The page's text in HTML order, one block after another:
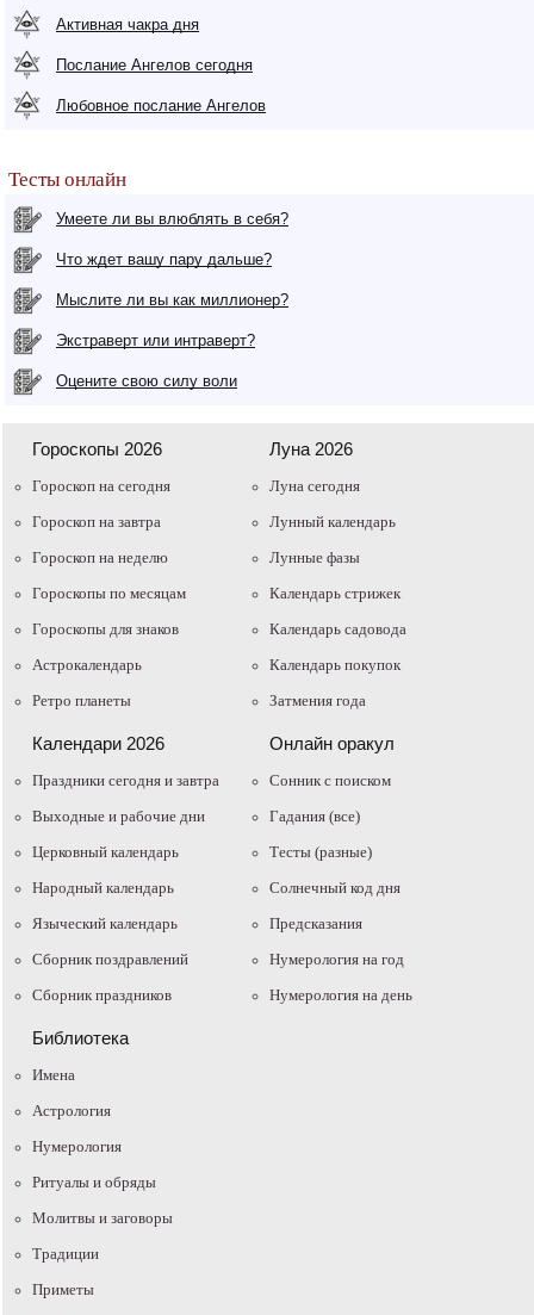
Активная чакра дня
Послание Ангелов сегодня
Любовное послание Ангелов
Тесты онлайн
Умеете ли вы влюблять в себя?
Что ждет вашу пару дальше?
Мыслите ли вы как миллионер?
Экстраверт или интраверт?
Оцените свою силу воли
Гороскопы 2026
Гороскоп на сегодня
Гороскоп на завтра
Гороскоп на неделю
Гороскопы по месяцам
Гороскопы для знаков
Астрокалендарь
Ретро планеты
Луна 2026
Луна сегодня
Лунный календарь
Лунные фазы
Календарь стрижек
Календарь садовода
Календарь покупок
Затмения года
Календари 2026
Праздники сегодня и завтра
Выходные и рабочие дни
Церковный календарь
Народный календарь
Языческий календарь
Сборник поздравлений
Сборник праздников
Онлайн оракул
Cонник с поиском
Гадания (все)
Тесты (разные)
Солнечный код дня
Предсказания
Нумерология на год
Нумерология на день
Библиотека
Имена
Астрология
Нумерология
Ритуалы и обряды
Молитвы и заговоры
Традиции
Приметы